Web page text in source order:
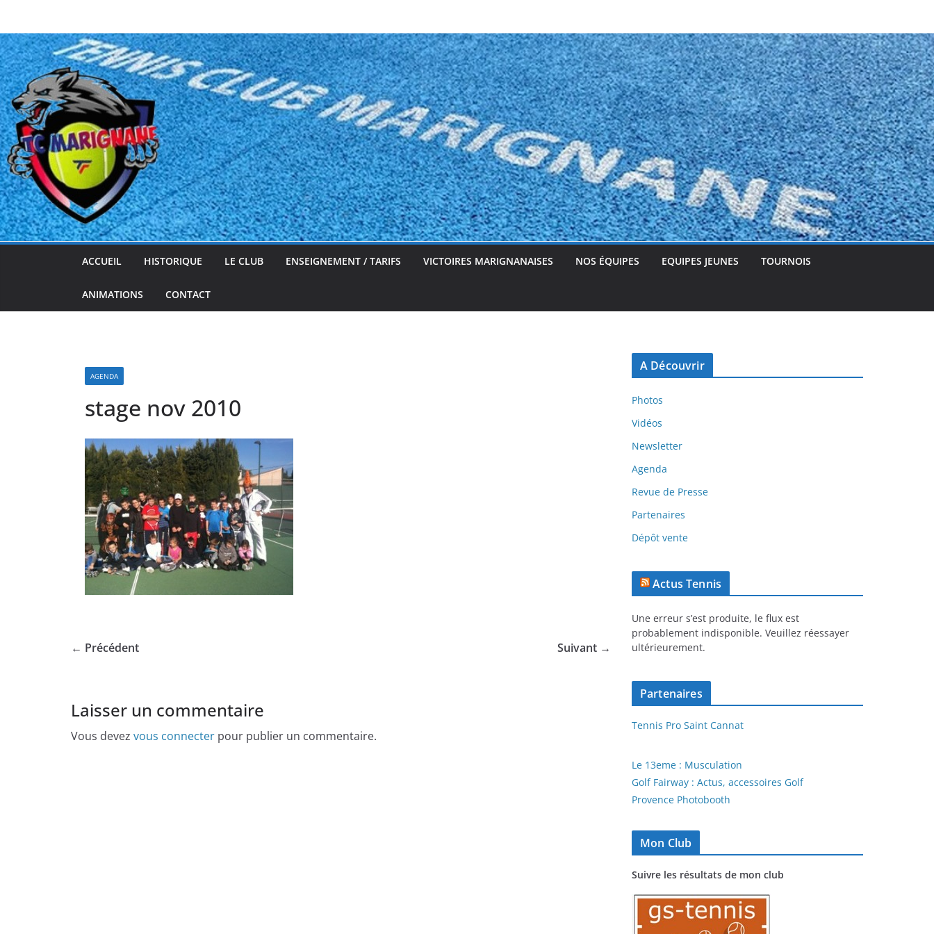
contenu
ACCUEIL HISTORIQUE LE CLUB ENSEIGNEMENT / TARIFS VICTOIRES MARIGNANAISES NOS ÉQUIPES EQUIPES JEUNES TOURNOIS
ANIMATIONS CONTACT
AGENDA
stage nov 2010
← Précédent Suivant →
Laisser un commentaire
Vous devez vous connecter pour publier un commentaire.
A Découvrir
Photos
Vidéos
Newsletter
Agenda
Revue de Presse
Partenaires
Dépôt vente
Actus Tennis
Une erreur s’est produite, le flux est
probablement indisponible. Veuillez réessayer
ultérieurement.
Partenaires
Tennis Pro Saint Cannat
Le 13eme : Musculation
Golf Fairway : Actus, accessoires Golf
Provence Photobooth
Mon Club
Suivre les résultats de mon club